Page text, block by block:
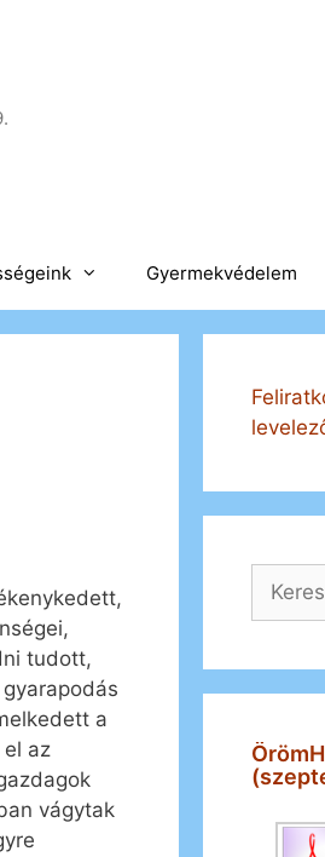
Gyermekvédelem
tudott,
a
az
vágytak